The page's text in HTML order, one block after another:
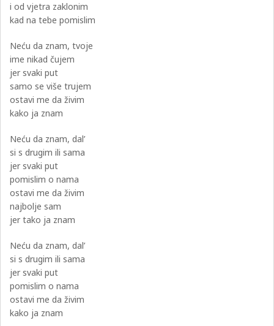
i od vjetra zaklonim
kad na tebe pomislim
Neću da znam, tvoje
ime nikad čujem
jer svaki put
samo se više trujem
ostavi me da živim
kako ja znam
Neću da znam, dal’
si s drugim ili sama
jer svaki put
pomislim o nama
ostavi me da živim
najbolje sam
jer tako ja znam
Neću da znam, dal’
si s drugim ili sama
jer svaki put
pomislim o nama
ostavi me da živim
kako ja znam